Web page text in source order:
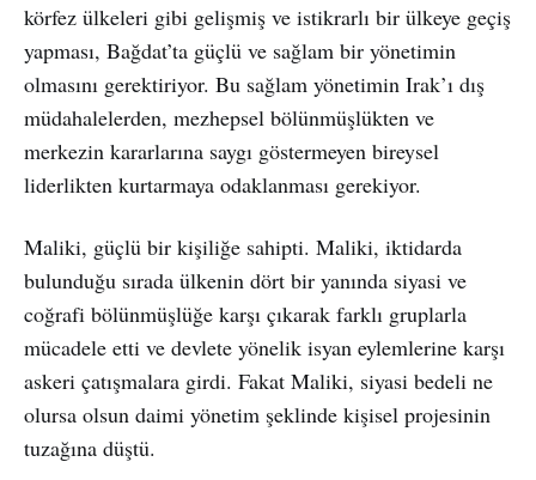
körfez ülkeleri gibi gelişmiş ve istikrarlı bir ülkeye geçiş
yapması, Bağdat’ta güçlü ve sağlam bir yönetimin
olmasını gerektiriyor. Bu sağlam yönetimin Irak’ı dış
müdahalelerden, mezhepsel bölünmüşlükten ve
merkezin kararlarına saygı göstermeyen bireysel
liderlikten kurtarmaya odaklanması gerekiyor.
Maliki, güçlü bir kişiliğe sahipti. Maliki, iktidarda
bulunduğu sırada ülkenin dört bir yanında siyasi ve
coğrafi bölünmüşlüğe karşı çıkarak farklı gruplarla
mücadele etti ve devlete yönelik isyan eylemlerine karşı
askeri çatışmalara girdi. Fakat Maliki, siyasi bedeli ne
olursa olsun daimi yönetim şeklinde kişisel projesinin
tuzağına düştü.